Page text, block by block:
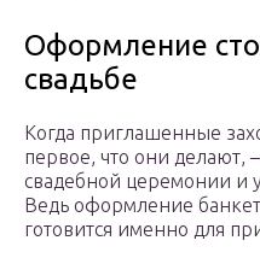
Оформление
свадьбе
Когда приглашенные
первое, что они делают,
свадебной церемонии и
Ведь оформление
готовится именно для